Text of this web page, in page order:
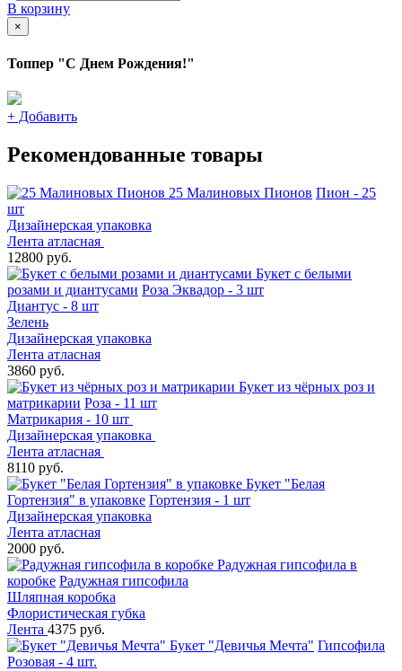
В корзину
×
Топпер "С Днем Рождения!"
+ Добавить
Рекомендованные товары
25 Малиновых Пионов Пион - 25
шт
Дизайнерская упаковка
Лента атласная
12800 руб.
Букет с белыми
розами и диантусами Роза Эквадор - 3 шт
Диантус - 8 шт
Зелень
Дизайнерская упаковка
Лента атласная
3860 руб.
Букет из чёрных роз и
матрикарии Роза - 11 шт
Матрикария - 10 шт
Дизайнерская упаковка
Лента атласная
8110 руб.
Букет "Белая
Гортензия" в упаковке Гортензия - 1 шт
Дизайнерская упаковка
Лента атласная
2000 руб.
Радужная гипсофила в
коробке Радужная гипсофила
Шляпная коробка
Флористическая губка
Лента 4375 руб.
Букет "Девичья Мечта" Гипсофила
Розовая - 4 шт.